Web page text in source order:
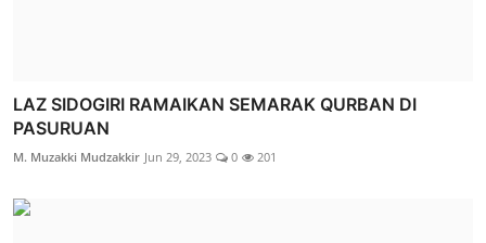
LAZ SIDOGIRI RAMAIKAN SEMARAK QURBAN DI
PASURUAN
M. Muzakki Mudzakkir Jun 29, 2023 0 201